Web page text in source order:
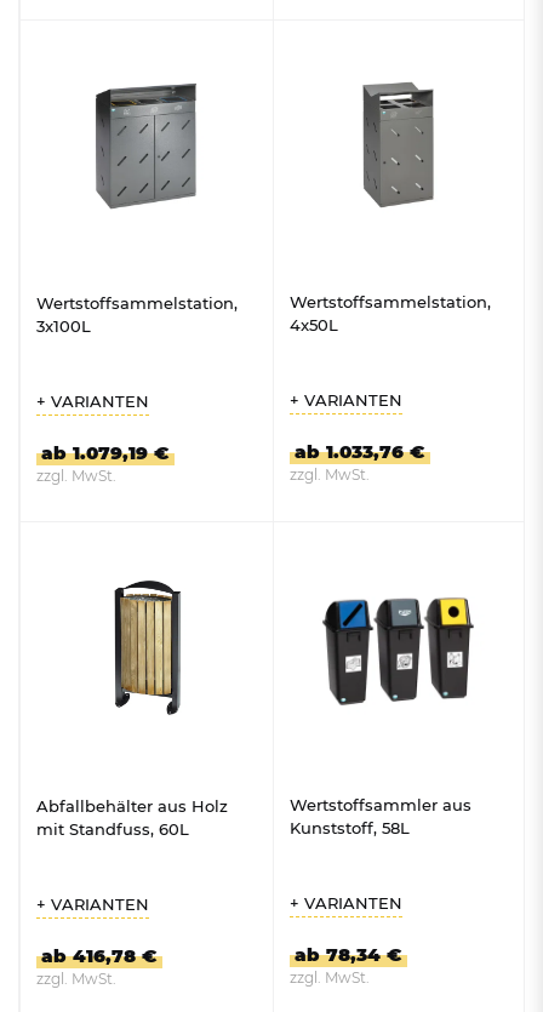
Wertstoffsammelstation,
3x100L
+ VARIANTEN
ab 1.079,19 €
zzgl. MwSt.
Wertstoffsammelstation,
4x50L
+ VARIANTEN
ab 1.033,76 €
zzgl. MwSt.
Abfallbehälter aus Holz
mit Standfuss, 60L
+ VARIANTEN
ab 416,78 €
zzgl. MwSt.
Wertstoffsammler aus
Kunststoff, 58L
+ VARIANTEN
ab 78,34 €
zzgl. MwSt.